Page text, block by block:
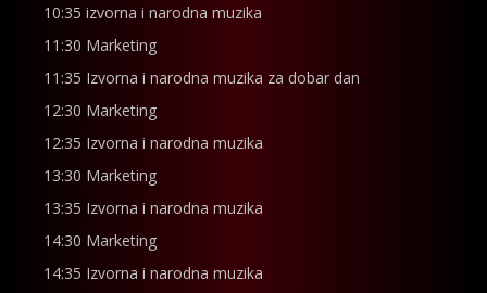
10:35 izvorna i narodna muzika
11:30 Marketing
11:35 Izvorna i narodna muzika za dobar dan
12:30 Marketing
12:35 Izvorna i narodna muzika
13:30 Marketing
13:35 Izvorna i narodna muzika
14:30 Marketing
14:35 Izvorna i narodna muzika